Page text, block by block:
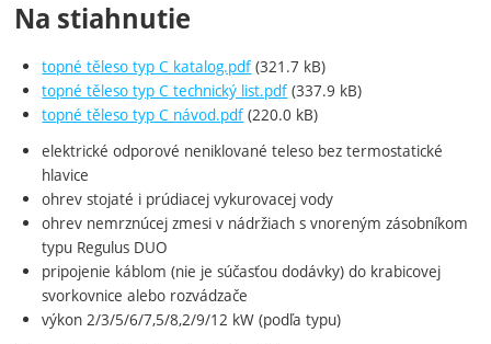
Na stiahnutie
topné těleso typ C katalog.pdf (321.7 kB)
topné těleso typ C technický list.pdf (337.9 kB)
topné těleso typ C návod.pdf (220.0 kB)
elektrické odporové neniklované teleso bez termostatické
hlavice
ohrev stojaté i prúdiacej vykurovacej vody
ohrev nemrznúcej zmesi v nádržiach s vnoreným zásobníkom
typu Regulus DUO
pripojenie káblom (nie je súčasťou dodávky) do krabicovej
svorkovnice alebo rozvádzače
výkon 2/3/5/6/7,5/8,2/9/12 kW (podľa typu)